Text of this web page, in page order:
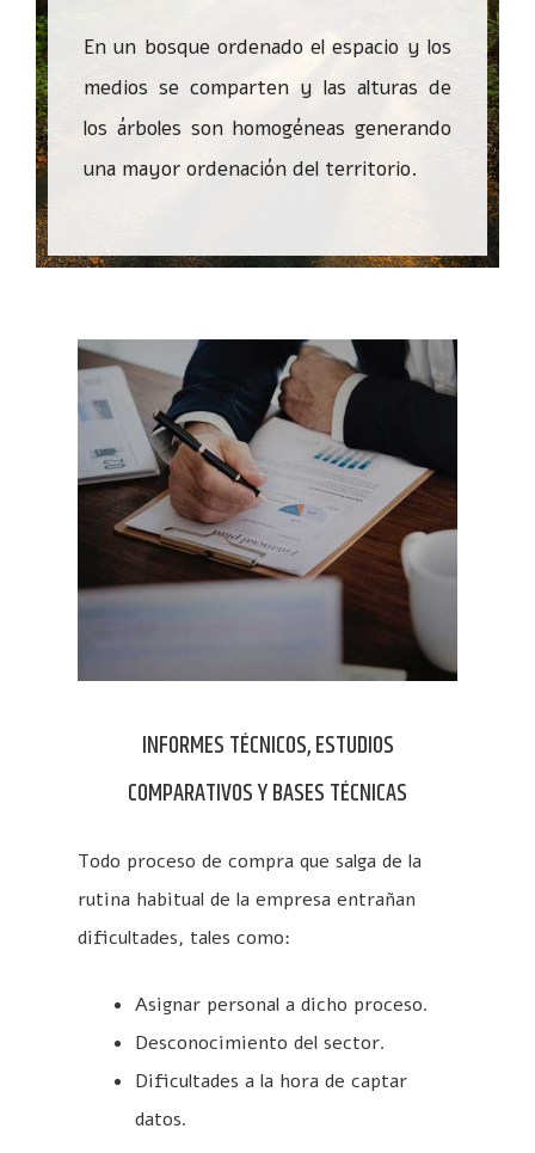
En un bosque ordenado el espacio y los
medios se comparten y las alturas de
los árboles son homogéneas generando
una mayor ordenación del territorio.
INFORMES TÉCNICOS, ESTUDIOS
COMPARATIVOS Y BASES TÉCNICAS
Todo proceso de compra que salga de la
rutina habitual de la empresa entrañan
dificultades, tales como:
Asignar personal a dicho proceso.
Desconocimiento del sector.
Dificultades a la hora de captar
datos.